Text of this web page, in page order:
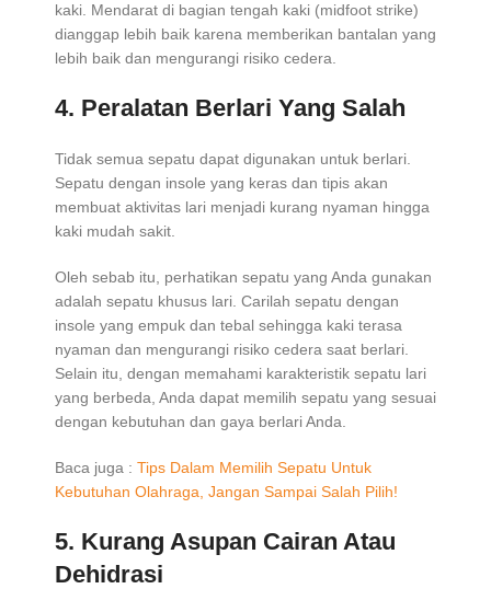
kaki. Mendarat di bagian tengah kaki (midfoot strike)
dianggap lebih baik karena memberikan bantalan yang
lebih baik dan mengurangi risiko cedera.
4. Peralatan Berlari Yang Salah
Tidak semua sepatu dapat digunakan untuk berlari.
Sepatu dengan insole yang keras dan tipis akan
membuat aktivitas lari menjadi kurang nyaman hingga
kaki mudah sakit.
Oleh sebab itu, perhatikan sepatu yang Anda gunakan
adalah sepatu khusus lari. Carilah sepatu dengan
insole yang empuk dan tebal sehingga kaki terasa
nyaman dan mengurangi risiko cedera saat berlari.
Selain itu, dengan memahami karakteristik sepatu lari
yang berbeda, Anda dapat memilih sepatu yang sesuai
dengan kebutuhan dan gaya berlari Anda.
Baca juga : Tips Dalam Memilih Sepatu Untuk
Kebutuhan Olahraga, Jangan Sampai Salah Pilih!
5. Kurang Asupan Cairan Atau
Dehidrasi